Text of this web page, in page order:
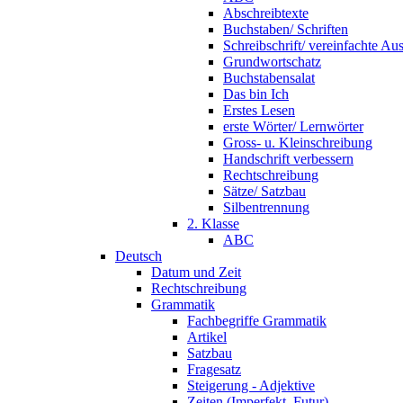
Abschreibtexte
Buchstaben/ Schriften
Schreibschrift/ vereinfachte
Grundwortschatz
Buchstabensalat
Das bin Ich
Erstes Lesen
erste Wörter/ Lernwörter
Gross- u. Kleinschreibung
Handschrift verbessern
Rechtschreibung
Sätze/ Satzbau
Silbentrennung
2. Klasse
ABC
Deutsch
Datum und Zeit
Rechtschreibung
Grammatik
Fachbegriffe Grammatik
Artikel
Satzbau
Fragesatz
Steigerung - Adjektive